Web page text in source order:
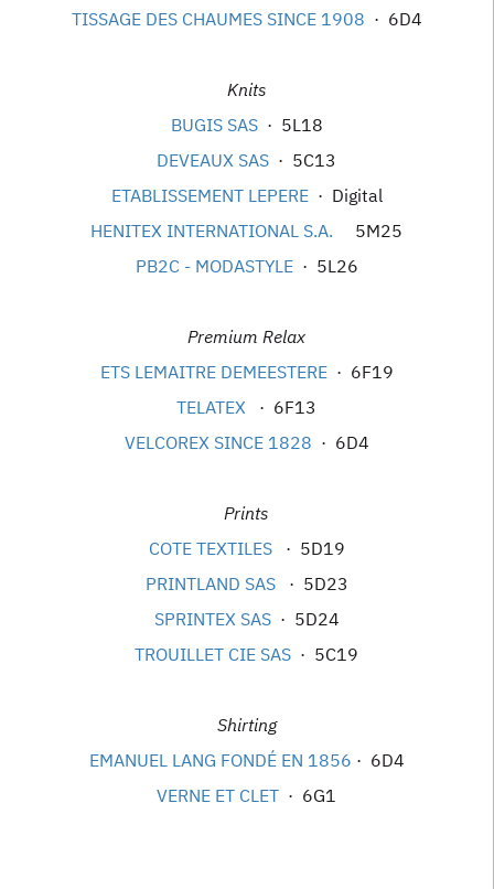
TISSAGE DES CHAUMES SINCE 1908 · 6D4
Knits
BUGIS SAS· 5L18
DEVEAUX SAS · 5C13
ETABLISSEMENT LEPERE· Digital
HENITEX INTERNATIONAL S.A. 5M25
PB2C - MODASTYLE· 5L26
Premium Relax
ETS LEMAITRE DEMEESTERE· 6F19
TELATEX · 6F13
VELCOREX SINCE 1828 · 6D4
Prints
COTE TEXTILES· 5D19
PRINTLAND SAS· 5D23
SPRINTEX SAS· 5D24
TROUILLET CIE SAS · 5C19
Shirting
EMANUEL LANG FONDÉ EN 1856 · 6D4
VERNE ET CLET · 6G1